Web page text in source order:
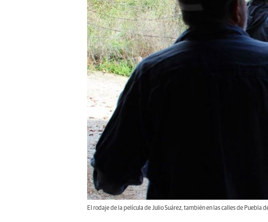
El rodaje de la película de Julio Suárez, también en las calles de Puebla